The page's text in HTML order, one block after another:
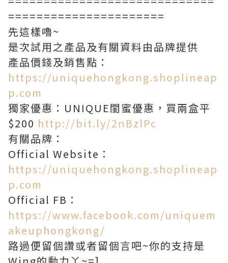
======================
先這樣嚕~
是次試用之產品及有關資料由品牌提供
產品價錢及銷售點：
https://uniquehongkong.shoplineap
p.com
獨家優惠：UNIQUE閨蜜優惠，買兩盒平
$200 http://bit.ly/2nBzlPc
有關品牌：
Official Website：
https://uniquehongkong.shoplineap
p.com
Official FB：
https://www.facebook.com/uniquem
akeuphongkong/
路過便留個讚或者留個言吧~你的支持是